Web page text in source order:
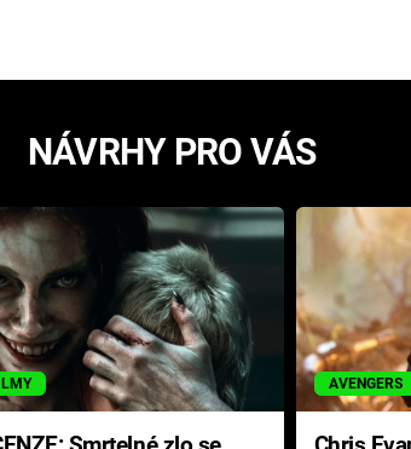
NÁVRHY PRO VÁS
AVENGERS